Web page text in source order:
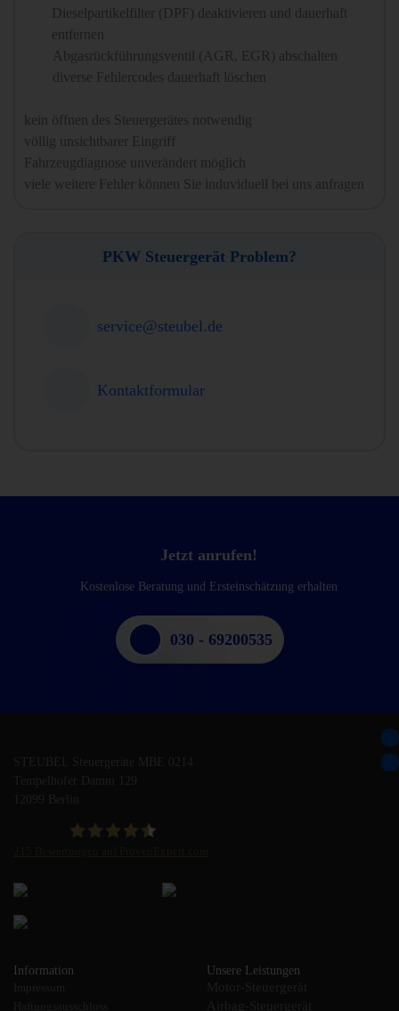
Dieselpartikelfilter (DPF) deaktivieren und dauerhaft
entfernen
Abgasrückführungsventil (AGR, EGR) abschalten
diverse Fehlercodes dauerhaft löschen
kein öffnen des Steuergerätes notwendig
völlig unsichtbarer Eingriff
Fahrzeugdiagnose unverändert möglich
viele weitere Fehler können Sie induviduell bei uns anfragen
PKW Steuergerät Problem?
service@steubel.de
Kontaktformular
Jetzt anrufen!
Kostenlose Beratung und Ersteinschätzung erhalten
030 - 69200535
STEUBEL Steuergeräte Annahme Filiale MBE 0214
Information
Unsere Leistungen